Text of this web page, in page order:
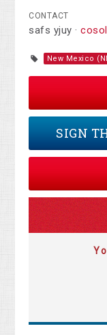
CONTACT
safs yjuy ·
New Mexico
SIGN